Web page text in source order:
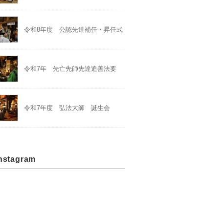
令和8年度 公認先達補任・昇任式
令和7年 先亡先師先達追善法要
令和7年度 弘法大師 誕生会